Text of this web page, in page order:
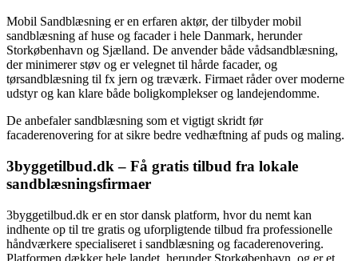
Mobil Sandblæsning er en erfaren aktør, der tilbyder mobil
sandblæsning af huse og facader i hele Danmark, herunder
Storkøbenhavn og Sjælland. De anvender både vådsandblæsning,
der minimerer støv og er velegnet til hårde facader, og
tørsandblæsning til fx jern og træværk. Firmaet råder over moderne
udstyr og kan klare både boligkomplekser og landejendomme.
De anbefaler sandblæsning som et vigtigt skridt før
facaderenovering for at sikre bedre vedhæftning af puds og maling.
3byggetilbud.dk – Få gratis tilbud fra lokale
sandblæsningsfirmaer
3byggetilbud.dk er en stor dansk platform, hvor du nemt kan
indhente op til tre gratis og uforpligtende tilbud fra professionelle
håndværkere specialiseret i sandblæsning og facaderenovering.
Platformen dækker hele landet, herunder Storkøbenhavn, og er et